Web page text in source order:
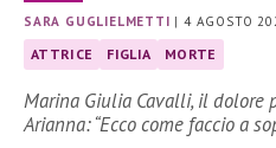
SARA GUGLIELMETTI |4 AGOSTO
ATTRICE FIGLIA MORTE
Marina Giulia Cavalli, il dolore
Arianna: “Ecco come faccio a